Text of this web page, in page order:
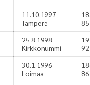
11.10.1997
Tampere
85
25.8.1998
Kirkkonummi
92
30.1.1996
Loimaa
86